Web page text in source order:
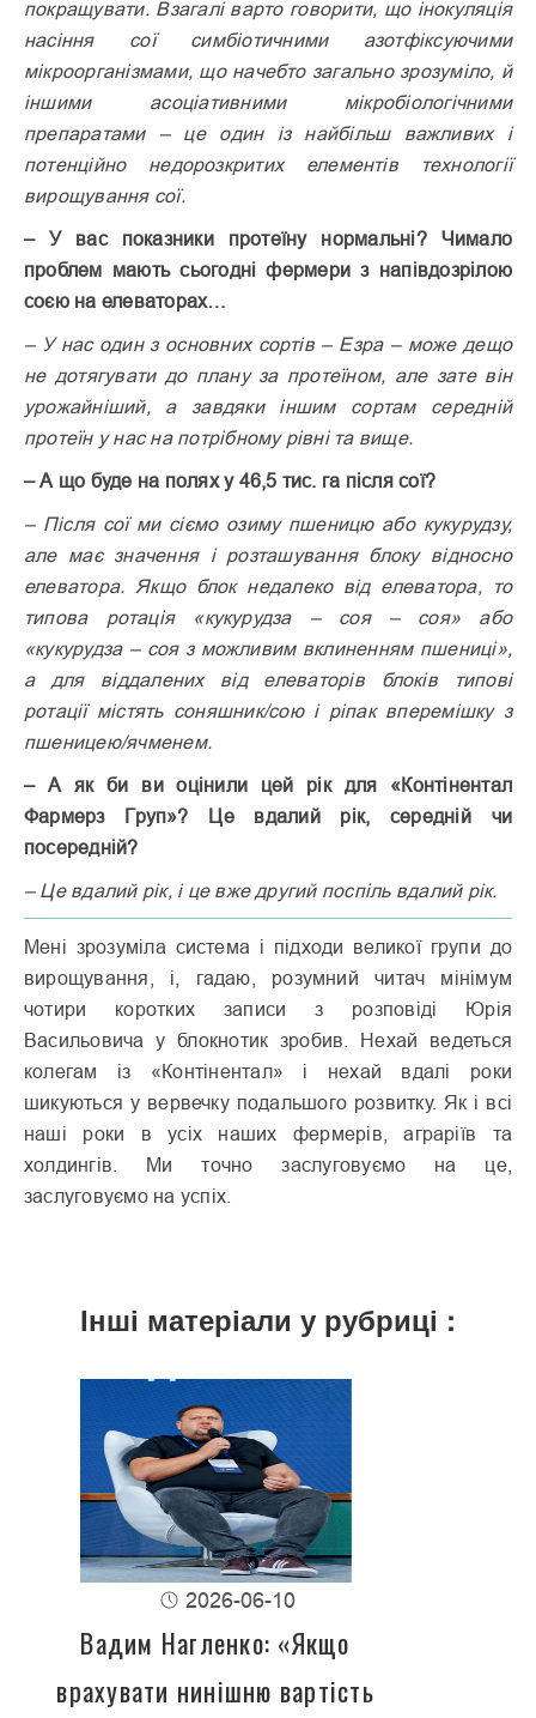
покращувати. Взагалі варто говорити, що інокуляція
насіння сої симбіотичними азотфіксуючими
мікроорганізмами, що начебто загально зрозуміло, й
іншими асоціативними мікробіологічними
препаратами – це один із найбільш важливих і
потенційно недорозкритих елементів технології
вирощування сої.
– У вас показники протеїну нормальні? Чимало
проблем мають сьогодні фермери з напівдозрілою
соєю на елеваторах…
– У нас один з основних сортів – Езра – може дещо
не дотягувати до плану за протеїном, але зате він
урожайніший, а завдяки іншим сортам середній
протеїн у нас на потрібному рівні та вище.
– А що буде на полях у 46,5 тис. га після сої?
– Після сої ми сіємо озиму пшеницю або кукурудзу,
але має значення і розташування блоку відносно
елеватора. Якщо блок недалеко від елеватора, то
типова ротація «кукурудза – соя – соя» або
«кукурудза – соя з можливим вклиненням пшениці»,
а для віддалених від елеваторів блоків типові
ротації містять соняшник/сою і ріпак вперемішку з
пшеницею/ячменем.
– А як би ви оцінили цей рік для «Контінентал
Фармерз Груп»? Це вдалий рік, середній чи
посередній?
– Це вдалий рік, і це вже другий поспіль вдалий рік.
Мені зрозуміла система і підходи великої групи до
вирощування, і, гадаю, розумний читач мінімум
чотири коротких записи з розповіді Юрія
Васильовича у блокнотик зробив. Нехай ведеться
колегам із «Контінентал» і нехай вдалі роки
шикуються у вервечку подальшого розвитку. Як і всі
наші роки в усіх наших фермерів, аграріїв та
холдингів. Ми точно заслуговуємо на це,
заслуговуємо на успіх.
Інші матеріали у рубриці :
2026-06-10
Вадим Нагленко: «Якщо
врахувати нинішню вартість